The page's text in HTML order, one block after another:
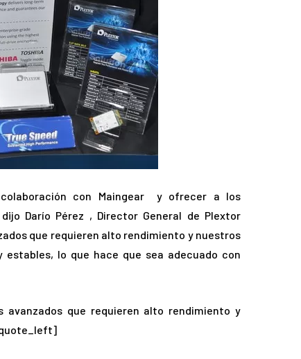
con Maingear y ofrecer a los
Darío Pérez , Director General de Plextor
que requieren alto rendimiento y nuestros
lo que hace que sea adecuado con
que requieren alto rendimiento y